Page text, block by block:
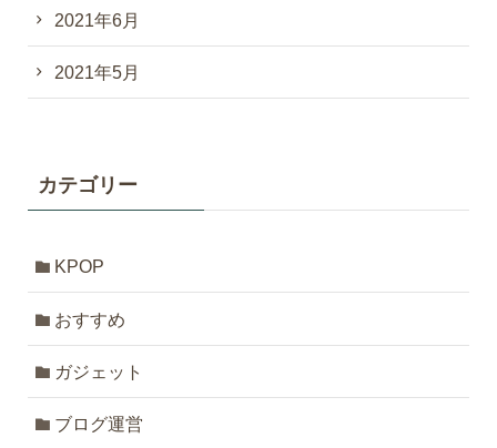
2021年6月
2021年5月
カテゴリー
KPOP
おすすめ
ガジェット
ブログ運営